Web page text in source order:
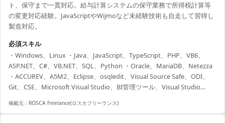
ト、保守まで一貫対応。給与計算システムの保守業務で所得税計算等
の変更対応経験。JavaScriptやWijmoなど未経験技術も自走して習得し
製造対応。
必須スキル
・Windows、Linux ・Java、JavaScript、TypeScript、PHP、VB6、
ASP.NET、C#、VB.NET、SQL、Python ・Oracle、MariaDB、Netezza
・ACCUREV、A5M2、Eclipse、osqledit、Visual Source Safe、ODI、
Git、CSE、Microsoft Visual Studio、BI管理ツール、Visual Studio
礎試験
掲載元： ROSCA freelance(ロスカフリーランス)